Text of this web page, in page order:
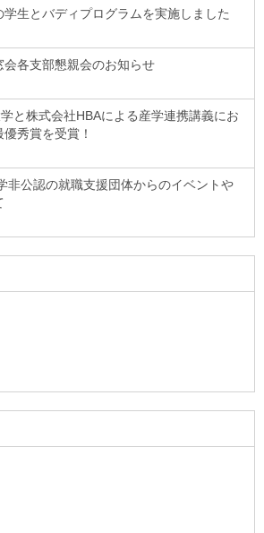
学生とバディプログラムを実施しました
会各支部懇親会のお知らせ
と株式会社HBAによる産学連携講義にお
秀賞を受賞！
非公認の就職支援団体からのイベントや